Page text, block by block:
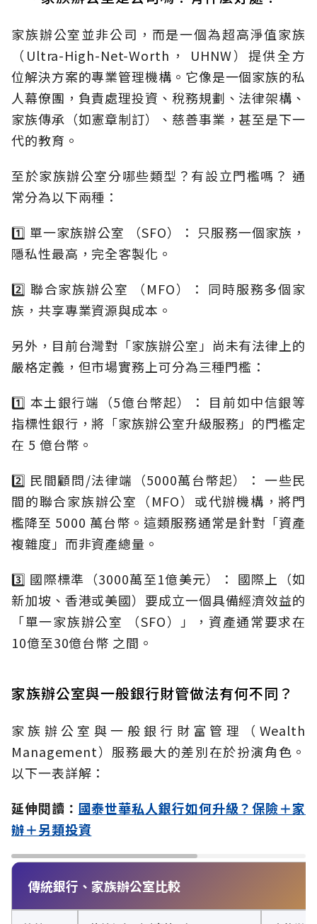
家族辦公室並非公司，而是一個為超高淨值家族
（Ultra-High-Net-Worth， UHNW）提供全方
位解決方案的專業管理機構。它像是一個家族的私
人幕僚團，負責處理投資、稅務規劃、法律架構、
家族傳承（如憲章制訂）、慈善事業，甚至是下一
代的教育。
至於家族辦公室分哪些類型？有設立門檻嗎？ 通
常分為以下兩種：
1️⃣ 單一家族辦公室 （SFO）： 只服務一個家族，
隱私性最高，完全客製化。
2️⃣ 聯合家族辦公室 （MFO）： 同時服務多個家
族，共享專業資源與成本。
另外，目前台灣對「家族辦公室」尚未有法律上的
嚴格定義，但市場實務上可分為三種門檻：
1️⃣ 本土銀行端（5億台幣起）： 目前如中信銀等
指標性銀行，將「家族辦公室升級服務」的門檻定
在 5 億台幣。
2️⃣ 民間顧問/法律端（5000萬台幣起）： 一些民
間的聯合家族辦公室（MFO）或代辦機構，將門
檻降至 5000 萬台幣。這類服務通常是針對「資產
複雜度」而非資產總量。
3️⃣ 國際標準（3000萬至1億美元）： 國際上（如
新加坡、香港或美國）要成立一個具備經濟效益的
「單一家族辦公室 （SFO）」，資產通常要求在
10億至30億台幣 之間。
家族辦公室與一般銀行財管做法有何不同？
家族辦公室與一般銀行財富管理（Wealth
Management）服務最大的差別在於扮演角色。
以下一表詳解：
延伸閱讀： 國泰世華私人銀行如何升級？保險＋家
辦＋另類投資
傳統銀行、家族辦公室比較